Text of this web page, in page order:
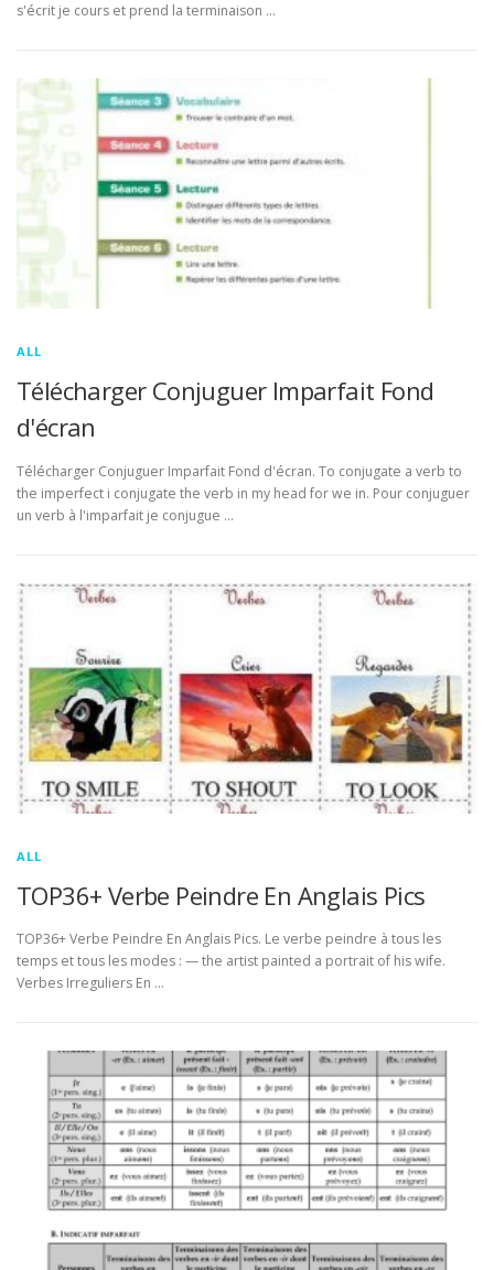
s'écrit je cours et prend la terminaison …
ALL
Télécharger Conjuguer Imparfait Fond
d'écran
Télécharger Conjuguer Imparfait Fond d'écran. To conjugate a verb to
the imperfect i conjugate the verb in my head for we in. Pour conjuguer
un verb à l'imparfait je conjugue …
ALL
TOP36+ Verbe Peindre En Anglais Pics
TOP36+ Verbe Peindre En Anglais Pics. Le verbe peindre à tous les
temps et tous les modes : — the artist painted a portrait of his wife.
Verbes Irreguliers En …